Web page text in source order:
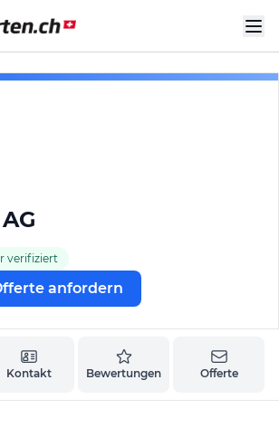
verifiziert
anfordern
Kontakt Bewertungen Offerte